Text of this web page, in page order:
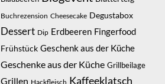
Buchrezension Cheesecake Degustabox
Dessert Dip Erdbeeren Fingerfood
Frühstück Geschenk aus der Küche
Geschenke aus der Küche Grillbeilage
Grillen Hackfleisch Kaffeeklatsch